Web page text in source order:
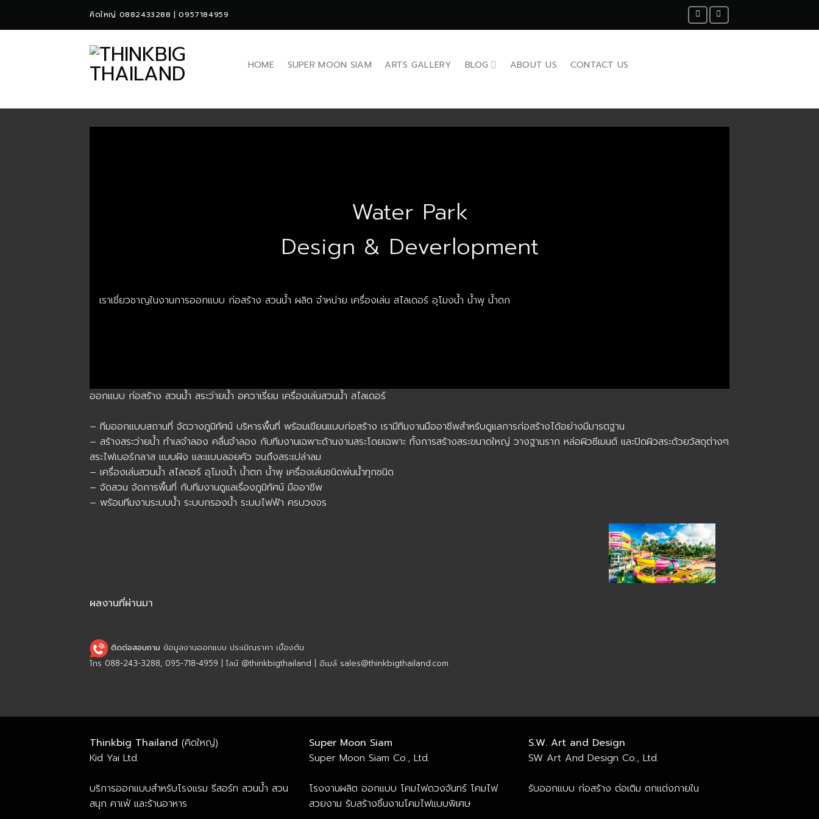
คิดใหญ่ 0882433288 | 0957184959
HOME SUPER MOON SIAM ARTS GALLERY BLOG ABOUT US CONTACT US
Water Park
Design & Deverlopment
เราเชี่ยวชาญในงานการออกแบบ ก่อสร้าง สวนน้ำ ผลิต จำหน่าย เครื่องเล่น สไลเดอร์ อุโมงน้ำ น้ำพุ น้ำตก
ออกแบบ ก่อสร้าง สวนน้ำ สระว่ายน้ำ อควาเรี่ยม เครื่องเล่นสวนน้ำ สไลเดอร์
– ทีมออกแบบสถานที่ จัดวางภูมิทัศน์ บริหารพื้นที่ พร้อมเขียนแบบก่อสร้าง เรามีทีมงานมืออาชีพสำหรับดูแลการก่อสร้างได้อย่างมีมารตฐาน
– สร้างสระว่ายน้ำ ทำเลจำลอง คลื่นจำลอง กับทีมงานเฉพาะด้านงานสระโดยเฉพาะ ทั้งการสร้างสระขนาดใหญ่ วางฐานราก หล่อผิวซีเมนต์ และปิดผิวสระด้วยวัสดุต่างๆ
สระไฟเบอร์กลาส แบบฝัง และแบบลอยคัว จนถึงสระเปล่าลม
– เครื่องเล่นสวนน้ำ สไลดอร์ อุโมงน้ำ น้ำตก น้ำพุ เครื่องเล่นชนิดพ่นน้ำทุกชนิด
– จัดสวน จัดการพื้นที่ กับทีมงานดูแลเรื่องภูมิทัศน์ มืออาชีพ
– พร้อมทีมงานระบบน้ำ ระบบกรองน้ำ ระบบไฟฟ้า ครบวงจร
ผลงานที่ผ่านมา
ติดต่อสอบถาม ข้อมูลงานออกแบบ ประเมิณราคา เบื้องต้น
โทร 088-243-3288, 095-718-4959 | ไลน์ @thinkbigthailand | อีเมล์ sales@thinkbigthailand.com
Thinkbig Thailand (คิดใหญ่)
Kid Yai Ltd.
บริการออกแบบสำหรับโรงแรม รีสอร์ท สวนน้ำ สวน
สนุก คาเฟ่ และร้านอาหาร
Super Moon Siam
Super Moon Siam Co., Ltd.
โรงงานผลิต ออกแบบ โคมไฟดวงจันทร์ โคมไฟ
สวยงาม รับสร้างชิ้นงานโคมไฟแบบพิเศษ
S.W. Art and Design
SW Art And Design Co., Ltd.
รับออกแบบ ก่อสร้าง ต่อเติม ตกแต่งภายใน